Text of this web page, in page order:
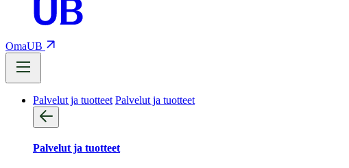
OmaUB
Palvelut ja tuotteet Palvelut ja tuotteet
Palvelut ja tuotteet